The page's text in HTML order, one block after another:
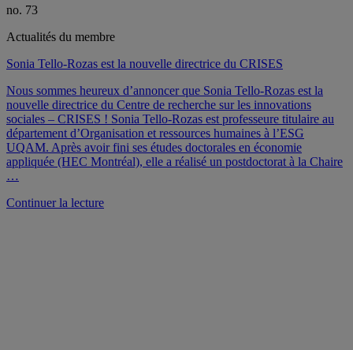
no. 73
Actualités du membre
Sonia Tello-Rozas est la nouvelle directrice du CRISES
Nous sommes heureux d’annoncer que Sonia Tello-Rozas est la
nouvelle directrice du Centre de recherche sur les innovations
sociales – CRISES ! Sonia Tello-Rozas est professeure titulaire au
département d’Organisation et ressources humaines à l’ESG
UQAM. Après avoir fini ses études doctorales en économie
appliquée (HEC Montréal), elle a réalisé un postdoctorat à la Chaire
…
Continuer la lecturede